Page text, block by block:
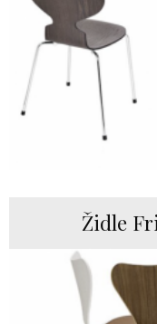
Židle